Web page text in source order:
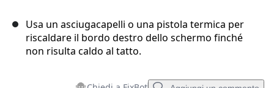
Usa un asciugacapelli o una pistola termica per
riscaldare il bordo destro dello schermo finché
non risulta caldo al tatto.